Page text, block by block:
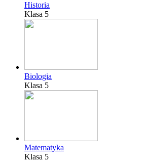
Historia
Klasa 5
Biologia
Klasa 5
Matematyka
Klasa 5